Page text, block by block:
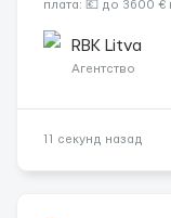
плата: 💶 до 3600 €
среднем 400–500
RBK Litva
Агентство
11 секунд назад